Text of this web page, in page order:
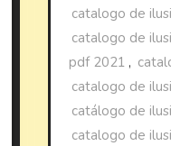
catalogo de
catalogo de
pdf 2021 ,
catalogo de
catálogo de
catalogo de